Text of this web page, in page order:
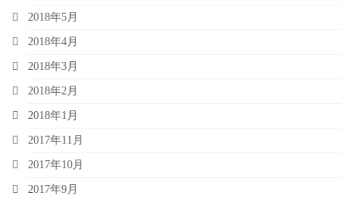
2018年5月
2018年4月
2018年3月
2018年2月
2018年1月
2017年11月
2017年10月
2017年9月